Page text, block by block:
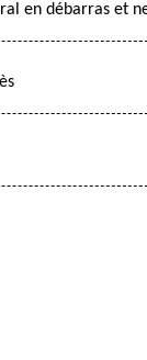
en débarras et